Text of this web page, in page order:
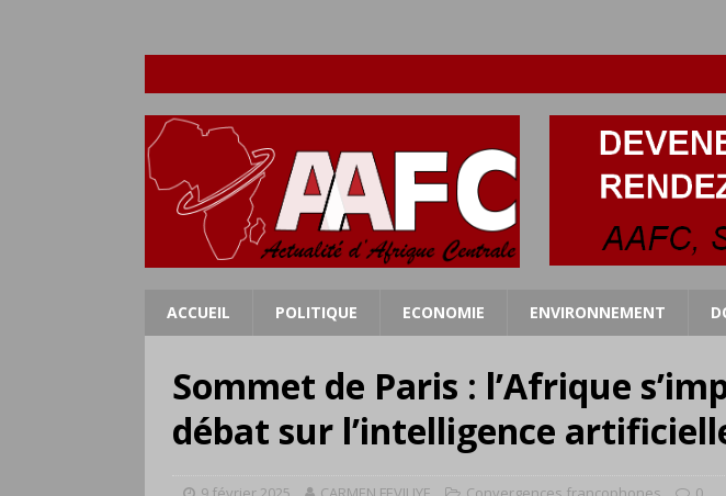
ACCUEIL POLITIQUE ECONOMIE ENVIRONNEMENT
Sommet de Paris : l’Afrique
débat sur l’intelligence